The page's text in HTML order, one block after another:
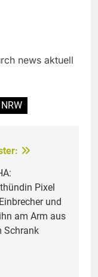
news aktuell
NRW
Pixel
und
am Arm aus
Schrank